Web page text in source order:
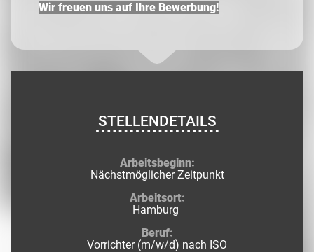
Wir freuen uns auf Ihre Bewerbung!
STELLENDETAILS
Arbeitsbeginn:
Nächstmöglicher Zeitpunkt
Arbeitsort:
Hamburg
Beruf:
Vorrichter (m/w/d) nach ISO